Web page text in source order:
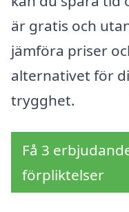
är gratis och
jämföra priser
alternativet för
trygghet.
Få 3
förpliktelser